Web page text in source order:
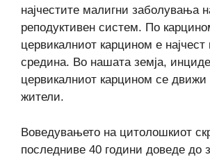
најчестите малигни заболувања
реподуктивен систем. По
цервикалниот карцином е
средина. Во нашата земја,
цервикалниот карцином се движи
жители.
Воведувањето на цитолошкиот
последниве 40 години доведе до